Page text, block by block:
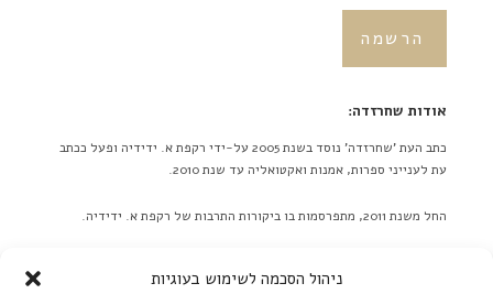
ניהול הסכמה לשימוש בעוגיות
אודות שחרזדה:
כתב העת 'שחרזדה' נוסד בשנת 2005 על-ידי רקפת א. ידידיה ופעל ככתב
עת לענייני ספרות, אמנות ואקטואליה עד שנת 2010.
החל משנת 2011, מתפרסמות בו ביקורות התרבות של רקפת א. ידידיה.
כפריוויו, אלא ביקורות בלבד! ברם, ידיעות על אירועים שונים יתקבלו